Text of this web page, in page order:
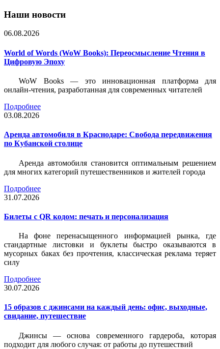
Наши новости
06.08.2026
World of Words (WoW Books): Переосмысление Чтения в
Цифровую Эпоху
WoW Books — это инновационная платформа для
онлайн-чтения, разработанная для современных читателей
Подробнее
03.08.2026
Аренда автомобиля в Краснодаре: Свобода передвижения
по Кубанской столице
Аренда автомобиля становится оптимальным решением
для многих категорий путешественников и жителей города
Подробнее
31.07.2026
Билеты c QR кодом: печать и персонализация
На фоне перенасыщенного информацией рынка, где
стандартные листовки и буклеты быстро оказываются в
мусорных баках без прочтения, классическая реклама теряет
силу
Подробнее
30.07.2026
15 образов с джинсами на каждый день: офис, выходные,
свидание, путешествие
Джинсы — основа современного гардероба, которая
подходит для любого случая: от работы до путешествий